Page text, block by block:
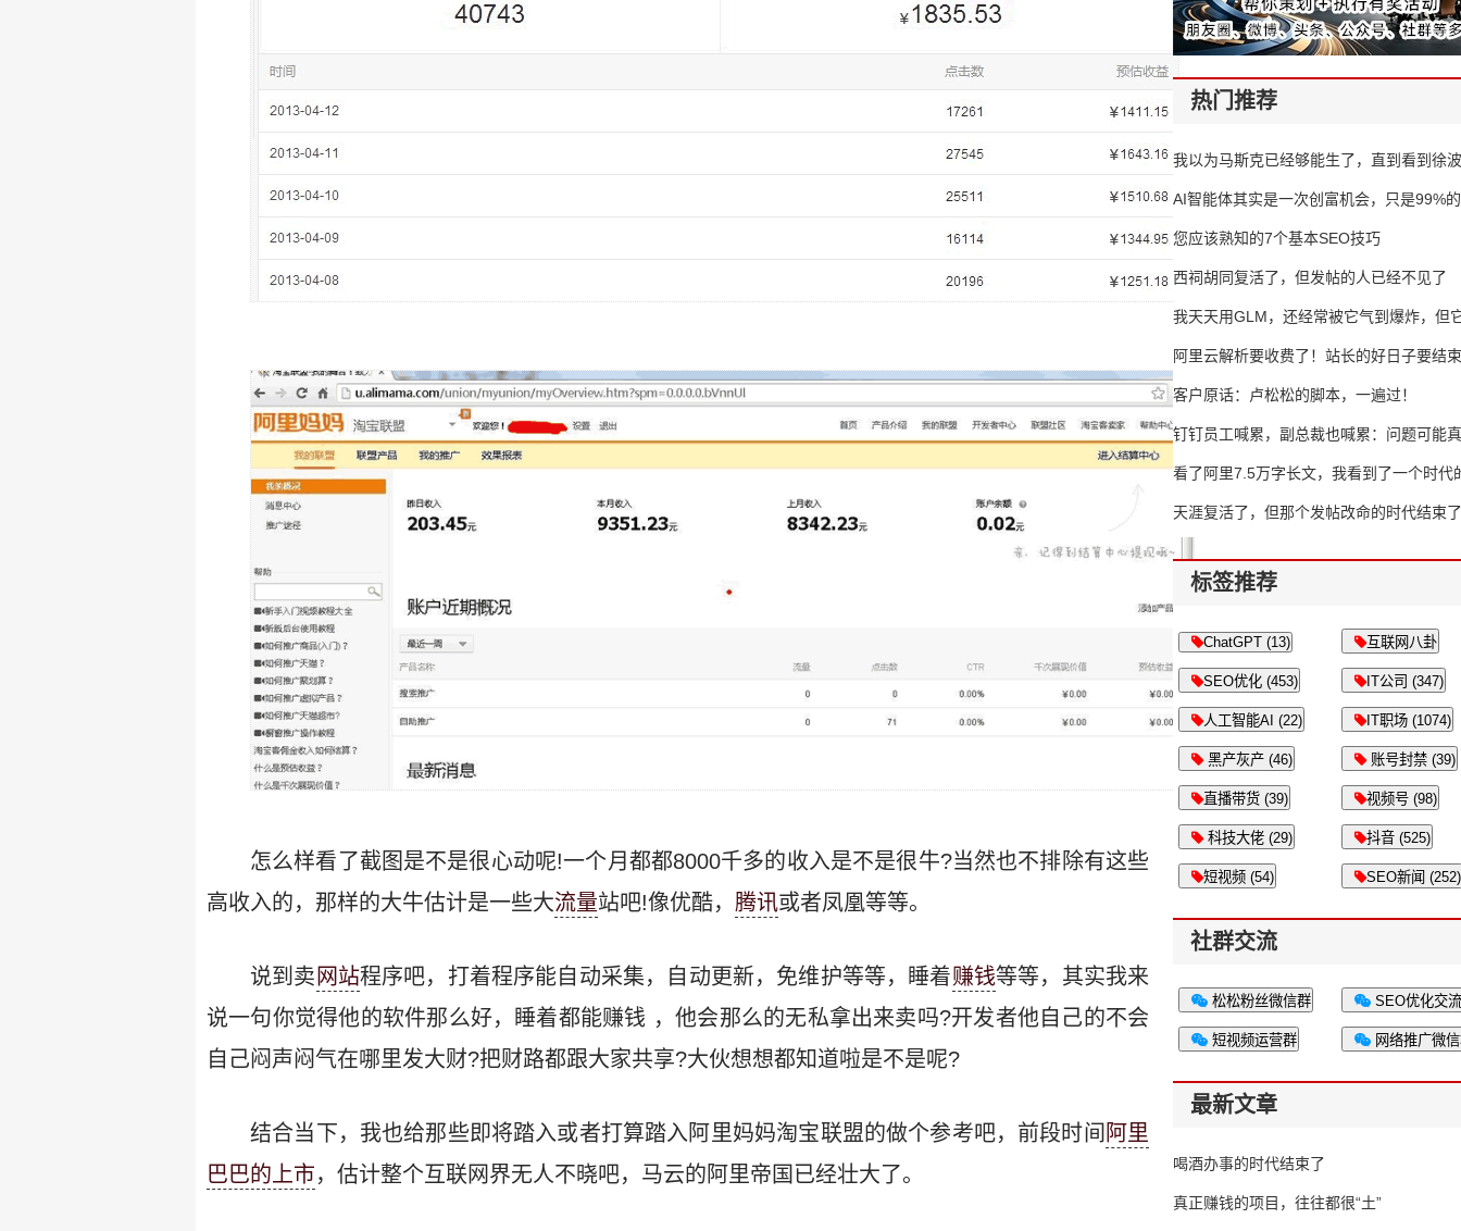
怎么样看了截图是不是很心动呢!一个月都都8000千多的收入是不是很牛?当然也不排除有这些
高收入的，那样的大牛估计是一些大流量站吧!像优酷， 腾讯或者凤凰等等。
说到卖 网站程序吧，打着程序能自动采集，自动更新，免维护等等，睡着赚钱等等，其实我来
说一句你觉得他的软件那么好，睡着都能赚钱 ，他会那么的无私拿出来卖吗?开发者他自己的不会
自己闷声闷气在哪里发大财?把财路都跟大家共享?大伙想想都知道啦是不是呢?
结合当下，我也给那些即将踏入或者打算踏入阿里妈妈淘宝联盟的做个参考吧，前段时间 阿里
巴巴的上市，估计整个互联网界无人不晓吧，马云的阿里帝国已经壮大了。
热门推荐
我以为马斯克已经够能生了，直到看到
AI智能体其实是一次创富机会，只是99%
错过了
您应该熟知的7个基本SEO技巧
西祠胡同复活了，但发帖的人已经不见了
我天天用GLM，还经常被它气到爆炸，但
16万亿
阿里云解析要收费了！站长的好日子要结
客户原话：卢松松的脚本，一遍过！
钉钉员工喊累，副总裁也喊累：问题可能
了
看了阿里7.5万字长文，我看到了一个时代
天涯复活了，但那个发帖改命的时代结束了
标签推荐
ChatGPT (13) 互联网八卦
SEO优化 (453) IT公司 (347)
人工智能AI (22) IT职场 (1074)
黑产灰产 (46) 账号封禁 (39)
直播带货 (39) 视频号 (98)
科技大佬 (29) 抖音 (525)
短视频 (54) SEO新闻 (252)
社群交流
松松粉丝微信群 SEO优化交
短视频运营群 网络推广微
最新文章
喝酒办事的时代结束了
真正赚钱的项目，往往都很“土”